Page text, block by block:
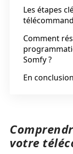
Les étapes
Comment
Somfy ?
En
votre